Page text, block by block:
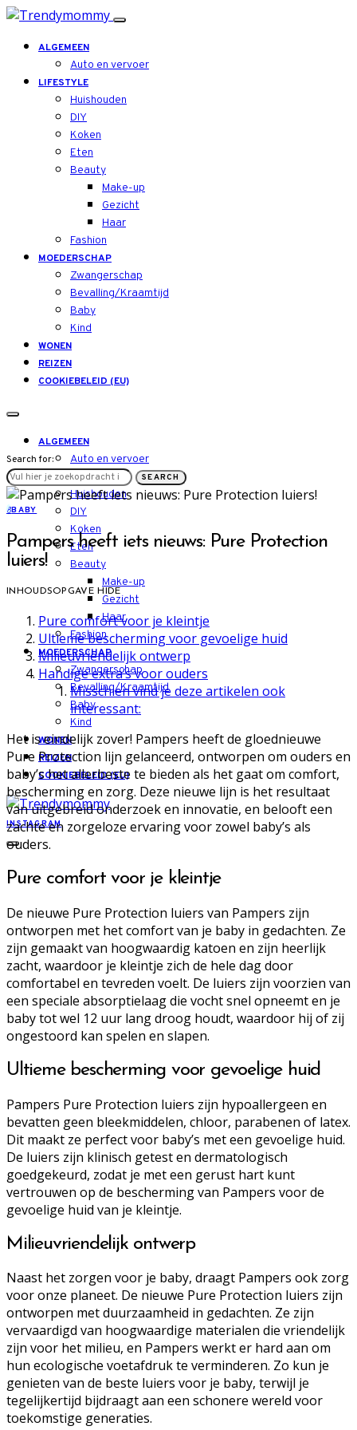
ALGEMEEN
Auto en vervoer
LIFESTYLE
Huishouden
DIY
Koken
Eten
Beauty
Make-up
Gezicht
Haar
Fashion
MOEDERSCHAP
Zwangerschap
Bevalling/Kraamtijd
Baby
Kind
WONEN
REIZEN
COOKIEBELEID (EU)
ALGEMEEN
Auto en vervoer
LIFESTYLE
Huishouden
DIY
Koken
Eten
Beauty
Make-up
Gezicht
Haar
Fashion
MOEDERSCHAP
Zwangerschap
Bevalling/Kraamtijd
Baby
Kind
WONEN
REIZEN
COOKIEBELEID (EU)
INSTAGRAM
Search for:
SEARCH
BBABY
Pampers heeft iets nieuws: Pure Protection
luiers!
INHOUDSOPGAVE HIDE
Pure comfort voor je kleintje
Ultieme bescherming voor gevoelige huid
Milieuvriendelijk ontwerp
Handige extra’s voor ouders
Misschien vind je deze artikelen ook
interessant:
Het is eindelijk zover! Pampers heeft de gloednieuwe
Pure Protection lijn gelanceerd, ontworpen om ouders en
baby’s het allerbeste te bieden als het gaat om comfort,
bescherming en zorg. Deze nieuwe lijn is het resultaat
van uitgebreid onderzoek en innovatie, en belooft een
zachte en zorgeloze ervaring voor zowel baby’s als
ouders.
Pure comfort voor je kleintje
De nieuwe Pure Protection luiers van Pampers zijn
ontworpen met het comfort van je baby in gedachten. Ze
zijn gemaakt van hoogwaardig katoen en zijn heerlijk
zacht, waardoor je kleintje zich de hele dag door
comfortabel en tevreden voelt. De luiers zijn voorzien van
een speciale absorptielaag die vocht snel opneemt en je
baby tot wel 12 uur lang droog houdt, waardoor hij of zij
ongestoord kan spelen en slapen.
Ultieme bescherming voor gevoelige huid
Pampers Pure Protection luiers zijn hypoallergeen en
bevatten geen bleekmiddelen, chloor, parabenen of latex.
Dit maakt ze perfect voor baby’s met een gevoelige huid.
De luiers zijn klinisch getest en dermatologisch
goedgekeurd, zodat je met een gerust hart kunt
vertrouwen op de bescherming van Pampers voor de
gevoelige huid van je kleintje.
Milieuvriendelijk ontwerp
Naast het zorgen voor je baby, draagt Pampers ook zorg
voor onze planeet. De nieuwe Pure Protection luiers zijn
ontworpen met duurzaamheid in gedachten. Ze zijn
vervaardigd van hoogwaardige materialen die vriendelijk
zijn voor het milieu, en Pampers werkt er hard aan om
hun ecologische voetafdruk te verminderen. Zo kun je
genieten van de beste luiers voor je baby, terwijl je
tegelijkertijd bijdraagt aan een schonere wereld voor
toekomstige generaties.